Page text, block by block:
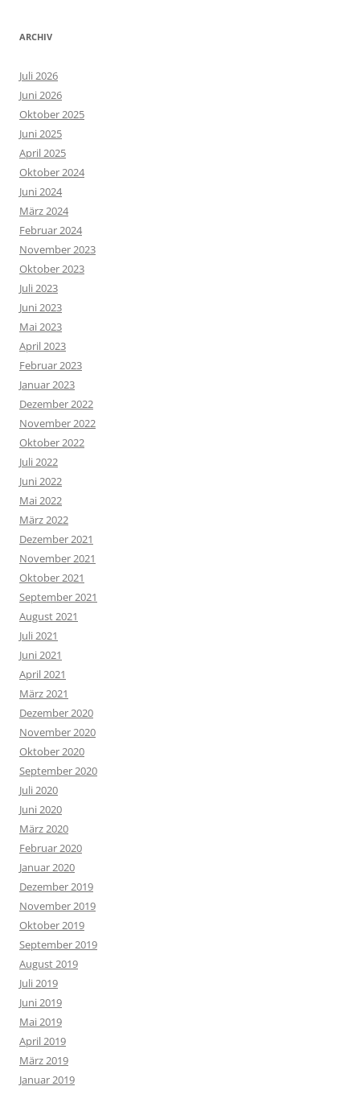
ARCHIV
Juli 2026
Juni 2026
Oktober 2025
Juni 2025
April 2025
Oktober 2024
Juni 2024
März 2024
Februar 2024
November 2023
Oktober 2023
Juli 2023
Juni 2023
Mai 2023
April 2023
Februar 2023
Januar 2023
Dezember 2022
November 2022
Oktober 2022
Juli 2022
Juni 2022
Mai 2022
März 2022
Dezember 2021
November 2021
Oktober 2021
September 2021
August 2021
Juli 2021
Juni 2021
April 2021
März 2021
Dezember 2020
November 2020
Oktober 2020
September 2020
Juli 2020
Juni 2020
März 2020
Februar 2020
Januar 2020
Dezember 2019
November 2019
Oktober 2019
September 2019
August 2019
Juli 2019
Juni 2019
Mai 2019
April 2019
März 2019
Januar 2019